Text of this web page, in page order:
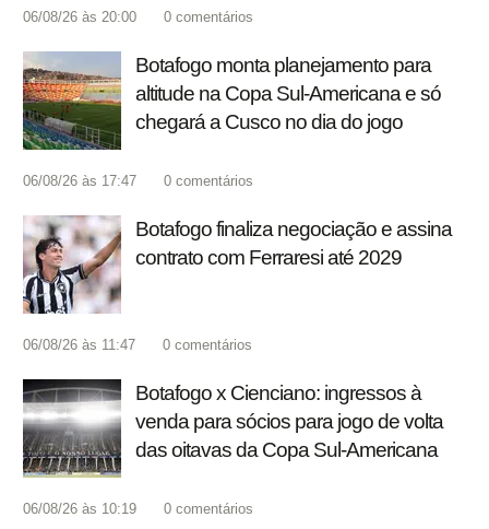
06/08/26 às 20:00 0 comentários
Botafogo monta planejamento para
altitude na Copa Sul-Americana e só
chegará a Cusco no dia do jogo
06/08/26 às 17:47 0 comentários
Botafogo finaliza negociação e assina
contrato com Ferraresi até 2029
06/08/26 às 11:47 0 comentários
Botafogo x Cienciano: ingressos à
venda para sócios para jogo de volta
das oitavas da Copa Sul-Americana
06/08/26 às 10:19 0 comentários